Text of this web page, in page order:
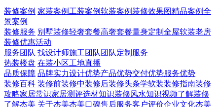
装修案例 家装案例 工装案例软装案例装修效果图精品案例全
景案例
装修服务 别墅装修轻奢套餐高奢套餐量身定制 全屋软装老房
装修优惠活动
服务团队 找设计师施工团队 团队定制服务
热装楼盘 在装小区工地直播
品质保障 品牌实力设计优势产品优势交付优势服务优势
装修百科 装修前装修中装修后装修头条学软装装修指南装修
攻略家居常识家居测评选材知识装修风水知识视频了解装修
了解杰美 关于杰美杰美口碑售后服务客户评价企业文化杰美